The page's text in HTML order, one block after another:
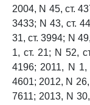
2004, N 45, ст.
3433; N 43, ст.
31, ст. 3994; N
1, ст. 21; N 52,
4196; 2011, N 1,
4601; 2012, N 26,
7611; 2013, N